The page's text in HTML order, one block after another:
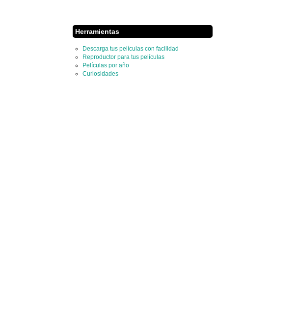
Herramientas
Descarga tus películas con facilidad
Reproductor para tus películas
Películas por año
Curiosidades